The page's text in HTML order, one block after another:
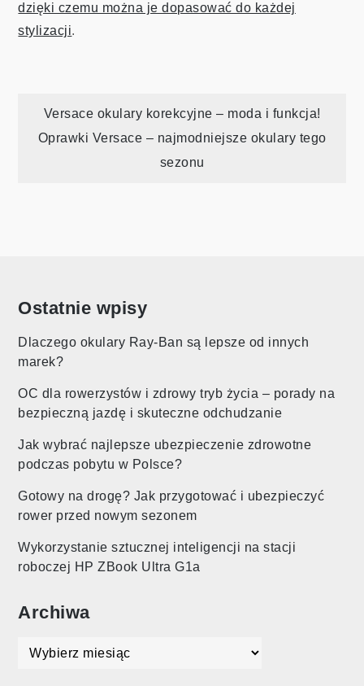
dzięki czemu można je dopasować do każdej
stylizacji.
Nawigacja
Versace okulary korekcyjne – moda i funkcja!
Oprawki Versace – najmodniejsze okulary tego
sezonu
Ostatnie wpisy
Dlaczego okulary Ray-Ban są lepsze od innych
marek?
OC dla rowerzystów i zdrowy tryb życia – porady na
bezpieczną jazdę i skuteczne odchudzanie
Jak wybrać najlepsze ubezpieczenie zdrowotne
podczas pobytu w Polsce?
Gotowy na drogę? Jak przygotować i ubezpieczyć
rower przed nowym sezonem
Wykorzystanie sztucznej inteligencji na stacji
roboczej HP ZBook Ultra G1a
Archiwa
Archiwa